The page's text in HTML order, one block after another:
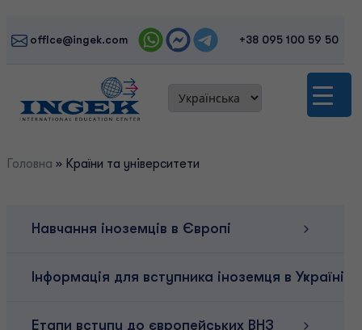
contentoffice@ingek.com +38 095 100 59 50
Головна » Країни та університети
Навчання іноземців в Європі
Інформація для вступника іноземця в Україні
Етапи вступу до європейських ВНЗ